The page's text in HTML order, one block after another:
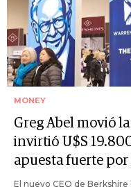
MONEY
Greg Abel movió
invirtió U$S
apuesta fuerte
El nuevo CEO de